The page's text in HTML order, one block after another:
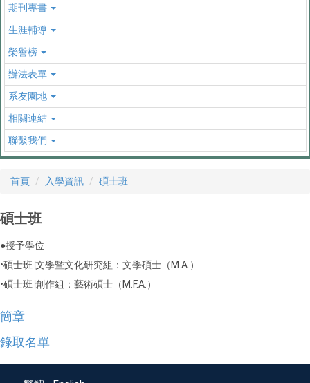
期刊專書
生涯輔導
榮譽榜
辦法表單
系友園地
相關連結
聯繫我們
首頁 入學資訊 碩士班
碩士班
●授予學位
•碩士班∣文學暨文化研究組：文學碩士（M.A.）
•碩士班∣創作組：藝術碩士（M.F.A.）
簡章
錄取名單